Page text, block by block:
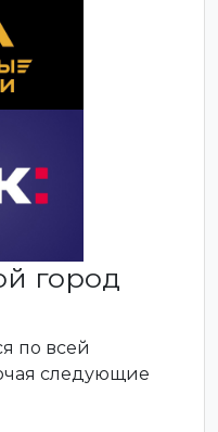
город
по всей
следующие